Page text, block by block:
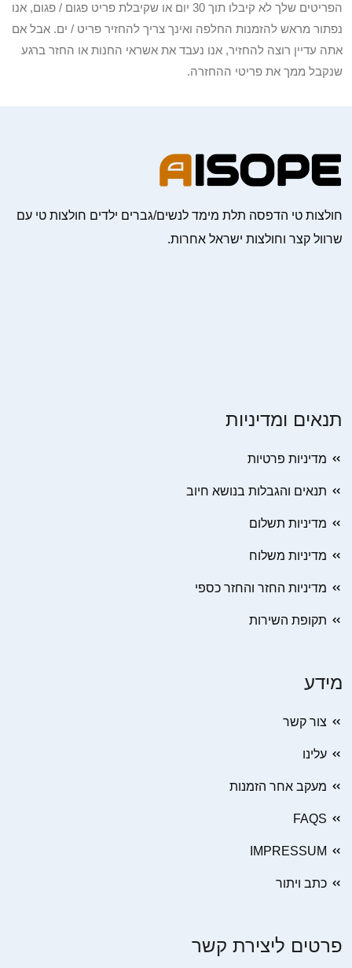
הפריטים שלך לא קיבלו תוך 30 יום או שקיבלת פריט פגום / פגום, אנו
נפתור מראש להזמנות החלפה ואינך צריך להחזיר פריט / ים. אבל אם
אתה עדיין רוצה להחזיר, אנו נעבד את אשראי החנות או החזר ברגע
שנקבל ממך את פריטי ההחזרה.
חולצות טי הדפסה תלת מימד לנשים/גברים ילדים חולצות טי עם
שרוול קצר וחולצות ישראל אחרות.
תנאים ומדיניות
מדיניות פרטיות
תנאים והגבלות בנושא חיוב
מדיניות תשלום
מדיניות משלוח
מדיניות החזר והחזר כספי
תקופת השירות
מידע
צור קשר
עלינו
מעקב אחר הזמנות
FAQS
IMPRESSUM
כתב ויתור
פרטים ליצירת קשר